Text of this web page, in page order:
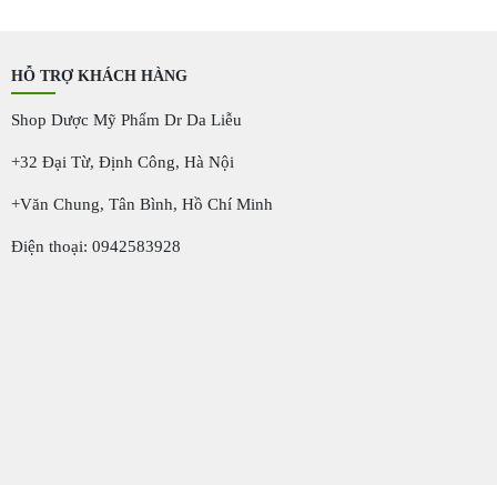
HỖ TRỢ KHÁCH HÀNG
Shop Dược Mỹ Phẩm Dr Da Liễu
+32 Đại Từ, Định Công, Hà Nội
+Văn Chung, Tân Bình, Hồ Chí Minh
Điện thoại: 0942583928